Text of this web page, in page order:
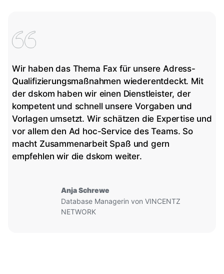
Wir haben das Thema Fax für unsere Adress-
Qualifizierungsmaßnahmen wiederentdeckt. Mit
der dskom haben wir einen Dienstleister, der
kompetent und schnell unsere Vorgaben und
Vorlagen umsetzt. Wir schätzen die Expertise und
vor allem den Ad hoc-Service des Teams. So
macht Zusammenarbeit Spaß und gern
empfehlen wir die dskom weiter.
Anja Schrewe
Database Managerin von VINCENTZ
NETWORK